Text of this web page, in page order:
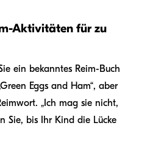
Aktivitäten für zu
ein bekanntes Reim-Buch
Eggs and Ham“, aber
„Ich mag sie nicht,
Sie, bis Ihr Kind die Lücke